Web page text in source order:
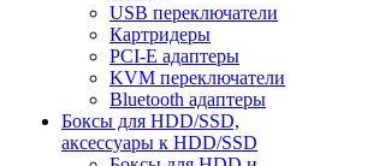
USB переключатели
Картридеры
PCI-E адаптеры
KVM переключатели
Bluetooth адаптеры
Боксы для HDD/SSD,
аксессуары к HDD/SSD